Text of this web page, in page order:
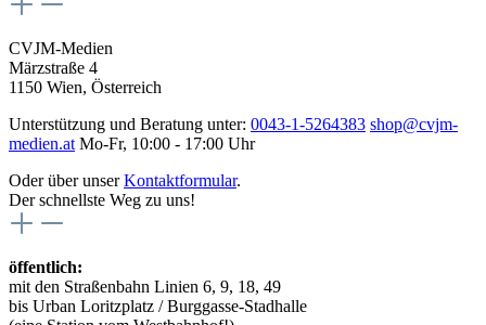
CVJM-Medien
Märzstraße 4
1150 Wien, Österreich
Unterstützung und Beratung unter: 0043-1-5264383 shop@cvjm-
medien.at Mo-Fr, 10:00 - 17:00 Uhr
Oder über unserKontaktformular.
Der schnellste Weg zu uns!
öffentlich:
mit den Straßenbahn Linien 6, 9, 18, 49
bis Urban Loritzplatz / Burggasse-Stadhalle